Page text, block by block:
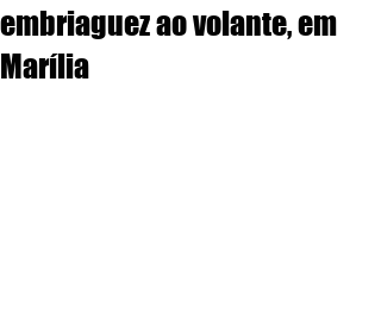
embriaguez ao volante, em
Marília